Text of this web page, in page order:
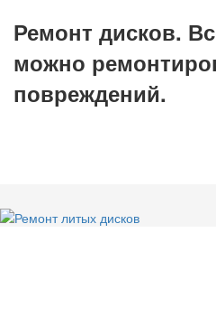
Ремонт дисков.
можно
повреждений.